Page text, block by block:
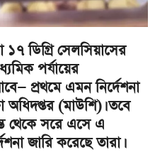
১৭ ডিগ্রি সেলসিয়াসের
পর্যায়ের
প্রথমে এমন নির্দেশনা
অধিদপ্তর (মাউশি)। তবে
থেকে সরে এসে এ
জারি করেছে তারা।